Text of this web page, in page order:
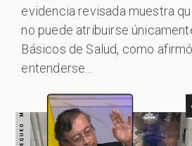
evidencia revisada muestra
no puede atribuirse
Básicos de Salud, como
entenderse...